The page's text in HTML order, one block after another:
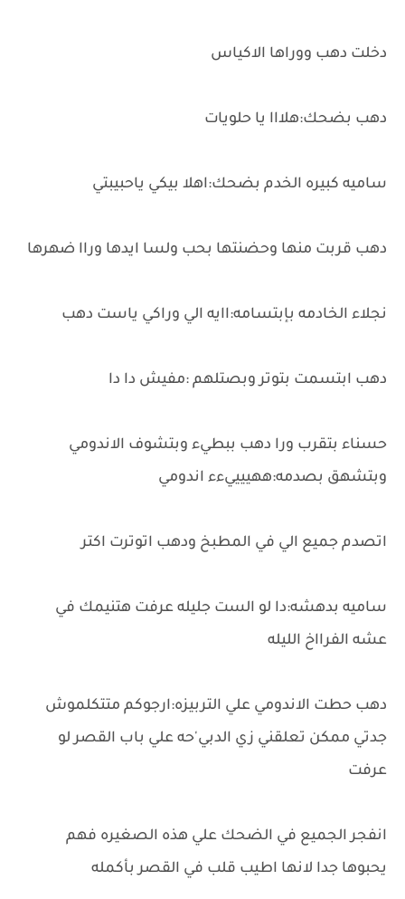
دخلت دهب ووراها الاكياس
دهب بضحك:هلااا يا حلويات
ساميه كبيره الخدم بضحك:اهلا بيكي ياحبيبتي
دهب قربت منها وحضنتها بحب ولسا ايدها وراا ضهرها
نجلاء الخادمه بإبتسامه:اايه الي وراكي ياست دهب
دهب ابتسمت بتوتر وبصتلهم :مفيش دا دا
حسناء بتقرب ورا دهب ببطيء وبتشوف الاندومي
وبتشهق بصدمه:ههييييءء اندومي
اتصدم جميع الي في المطبخ ودهب اتوترت اكتر
ساميه بدهشه:دا لو الست جليله عرفت هتنيمك في
عشه الفرااخ الليله
دهب حطت الاندومي علي التربيزه:ارجوكم متتكلموش
جدتي ممكن تعلقني زي الدبي'حه علي باب القصر لو
عرفت
انفجر الجميع في الضحك علي هذه الصغيره فهم
يحبوها جدا لانها اطيب قلب في القصر بأكمله